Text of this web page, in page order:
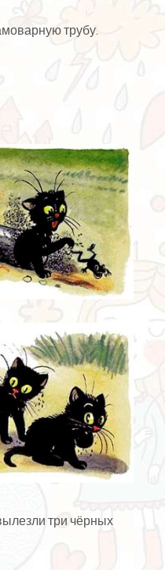
трубу.
три чёрных